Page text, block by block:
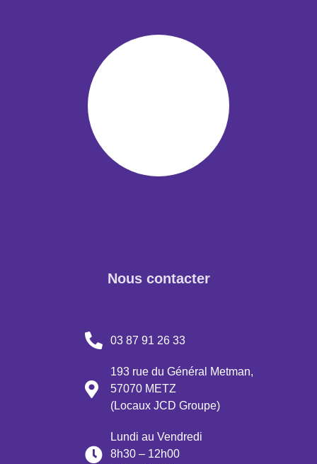
Nous contacter
03 87 91 26 33
193 rue du Général Metman,
57070 METZ
(Locaux JCD Groupe)
Lundi au Vendredi
8h30 – 12h00